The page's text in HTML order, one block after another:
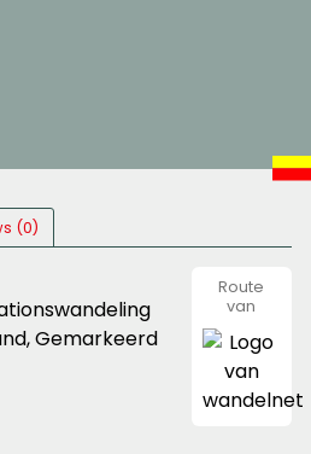
(0)
Gemarkeerd
Route
van